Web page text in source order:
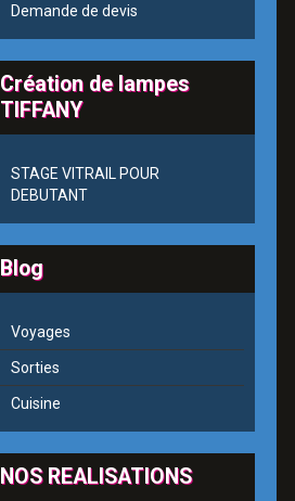
Demande de devis
Création de lampes
TIFFANY
STAGE VITRAIL POUR
DEBUTANT
Blog
Voyages
Sorties
Cuisine
NOS REALISATIONS